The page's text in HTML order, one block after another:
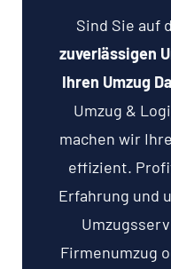
Sind Sie auf
zuverlässigen
Ihren Umzug
Umzug &
machen wir
effizient.
Erfahrung und
Firmenumzug